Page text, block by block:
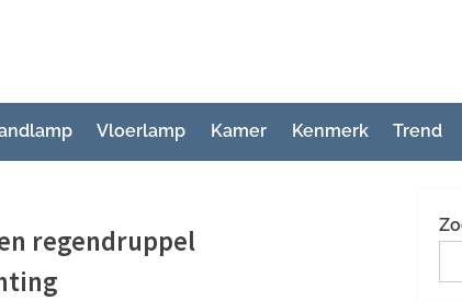
Vloerlamp Kamer Kenmerk Trend
regendruppel